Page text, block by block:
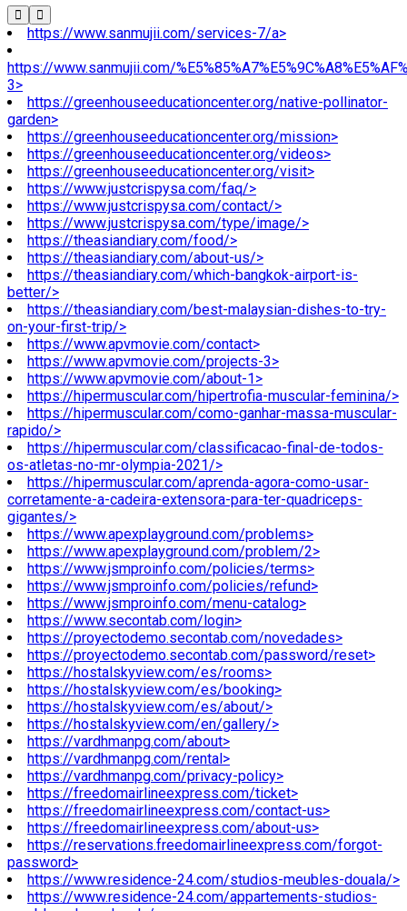
https://www.sanmujii.com/services-7/a>
https://www.sanmujii.com/
3>
https://greenhouseeducationcenter.org/native-pollinator-
garden>
https://greenhouseeducationcenter.org/mission>
https://greenhouseeducationcenter.org/videos>
https://greenhouseeducationcenter.org/visit>
https://www.justcrispysa.com/faq/>
https://www.justcrispysa.com/contact/>
https://www.justcrispysa.com/type/image/>
https://theasiandiary.com/food/>
https://theasiandiary.com/about-us/>
https://theasiandiary.com/which-bangkok-airport-is-
better/>
https://theasiandiary.com/best-malaysian-dishes-to-try-
on-your-first-trip/>
https://www.apvmovie.com/contact>
https://www.apvmovie.com/projects-3>
https://www.apvmovie.com/about-1>
https://hipermuscular.com/hipertrofia-muscular-feminina/>
https://hipermuscular.com/como-ganhar-massa-muscular-
rapido/>
https://hipermuscular.com/classificacao-final-de-todos-
os-atletas-no-mr-olympia-2021/>
https://hipermuscular.com/aprenda-agora-como-usar-
corretamente-a-cadeira-extensora-para-ter-quadriceps-
gigantes/>
https://www.apexplayground.com/problems>
https://www.apexplayground.com/problem/2>
https://www.jsmproinfo.com/policies/terms>
https://www.jsmproinfo.com/policies/refund>
https://www.jsmproinfo.com/menu-catalog>
https://www.secontab.com/login>
https://proyectodemo.secontab.com/novedades>
https://proyectodemo.secontab.com/password/reset>
https://hostalskyview.com/es/rooms>
https://hostalskyview.com/es/booking>
https://hostalskyview.com/es/about/>
https://hostalskyview.com/en/gallery/>
https://vardhmanpg.com/about>
https://vardhmanpg.com/rental>
https://vardhmanpg.com/privacy-policy>
https://freedomairlineexpress.com/ticket>
https://freedomairlineexpress.com/contact-us>
https://freedomairlineexpress.com/about-us>
https://reservations.freedomairlineexpress.com/forgot-
password>
https://www.residence-24.com/studios-meubles-douala/>
https://www.residence-24.com/appartements-studios-